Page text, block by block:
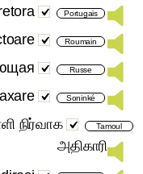
Portugais
Roumain
Russe
Soninké
Tamoul
நிர்வாக
அதிகாரி